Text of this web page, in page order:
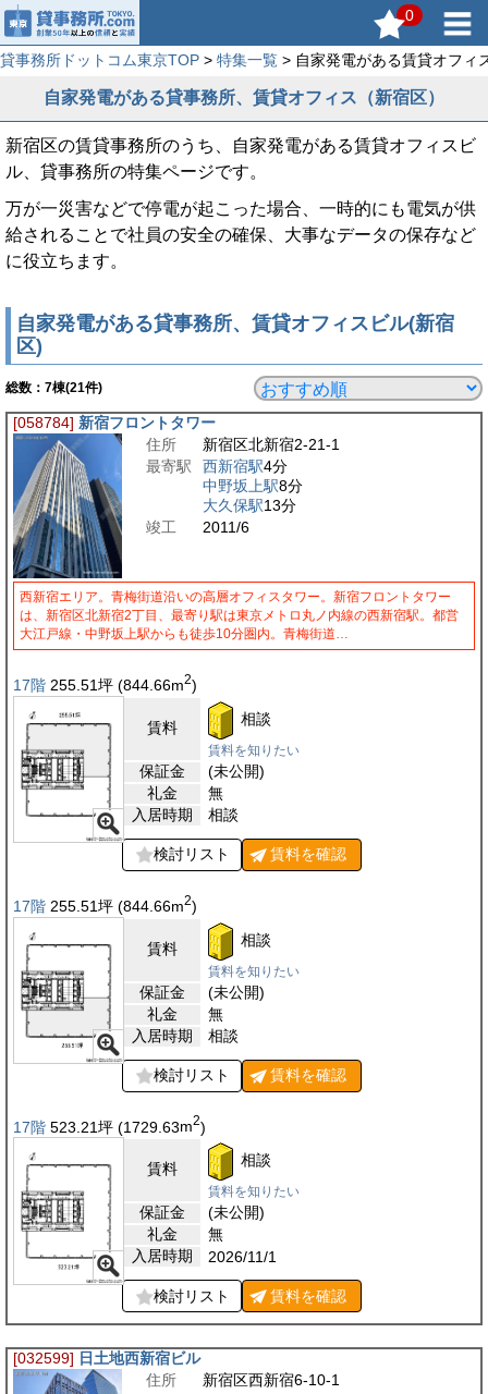
0
貸事務所ドットコム東京TOP > 特集一覧 > 自家発電がある賃貸オフィ
自家発電がある貸事務所、賃貸オフィス（新宿区）
新宿区の賃貸事務所のうち、自家発電がある賃貸オフィスビ
ル、貸事務所の特集ページです。
万が一災害などで停電が起こった場合、一時的にも電気が供
給されることで社員の安全の確保、大事なデータの保存など
に役立ちます。
自家発電がある貸事務所、賃貸オフィスビル(新宿
区)
総数： 7棟(21件)
[058784] 新宿フロントタワー
住所
新宿区北新宿2-21-1
最寄駅
西新宿駅4分
中野坂上駅8分
大久保駅13分
竣工
2011/6
西新宿エリア。青梅街道沿いの高層オフィスタワー。新宿フロントタワー
は、新宿区北新宿2丁目、最寄り駅は東京メトロ丸ノ内線の西新宿駅。都営
大江戸線・中野坂上駅からも徒歩10分圏内。青梅街道…
17階 255.51坪 (844.66m2)
賃料 相談
賃料を知りたい
保証金
(未公開)
礼金
無
入居時期
相談
検討リスト 賃料を確認
17階 255.51坪 (844.66m2)
賃料 相談
賃料を知りたい
保証金
(未公開)
礼金
無
入居時期
相談
検討リスト 賃料を確認
17階 523.21坪 (1729.63m2)
賃料 相談
賃料を知りたい
保証金
(未公開)
礼金
無
入居時期
2026/11/1
検討リスト 賃料を確認
[032599] 日土地西新宿ビル
住所
新宿区西新宿6-10-1